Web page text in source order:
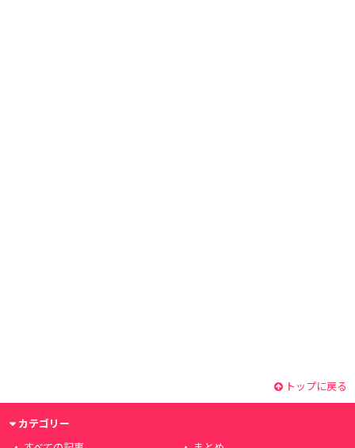
トップに戻る
カテゴリー